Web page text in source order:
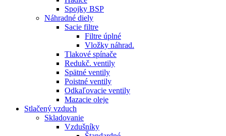
Spojky BSP
Náhradné diely
Sacie filtre
Filtre úplné
Vložky náhrad.
Tlakové spínače
Redukč. ventily
Spätné ventily
Poistné ventily
Odkaľovacie ventily
Mazacie oleje
Stlačený vzduch
Skladovanie
Vzdušníky